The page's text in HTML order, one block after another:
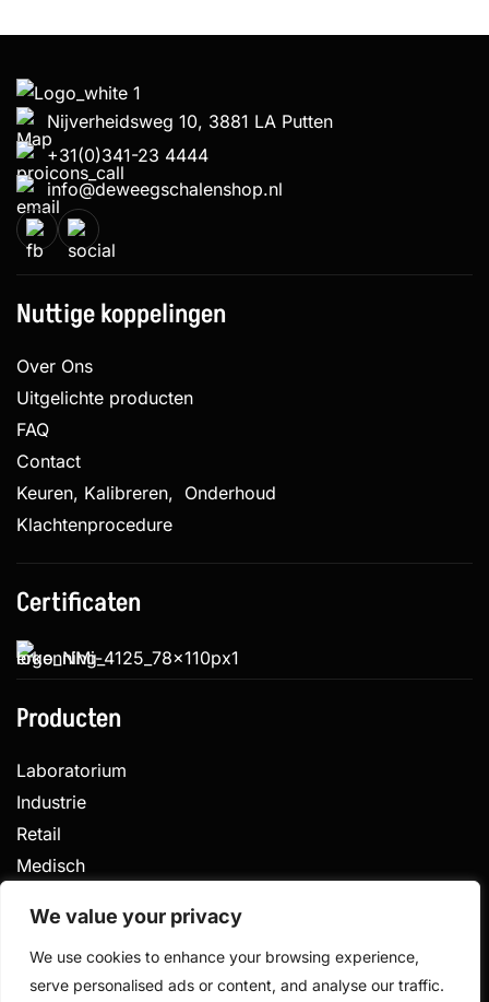
We value your privacy
We use cookies to enhance your browsing experience,
serve personalised ads or content, and analyse our traffic.
Nijverheidsweg 10, 3881 LA Putten
+31(0)341-23 4444
info@deweegschalenshop.nl
Nuttige koppelingen
Over Ons
Uitgelichte producten
FAQ
Contact
Keuren, Kalibreren, Onderhoud
Klachtenprocedure
Certificaten
Producten
Laboratorium
Industrie
Retail
Medisch